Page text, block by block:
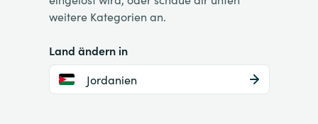
weitere Kategorien an.
Land ändern in
Jordanien